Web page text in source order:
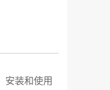
安装和使用